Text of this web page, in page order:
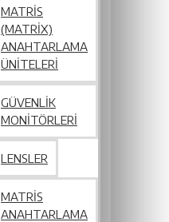
MATRIS
(MATRIX)
ANAHTARLAMA
ÜNITELERI
GÜVENLIK
MONITÖRLERI
LENSLER
MATRIS
ANAHTARLAMA